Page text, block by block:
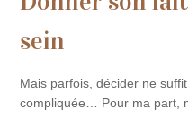
sein
Mais parfois, décider ne
compliquée… Pour ma part,